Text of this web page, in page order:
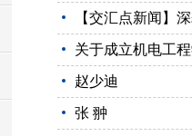
【交汇点新闻】
关于成立机电工
赵少迪
张 翀